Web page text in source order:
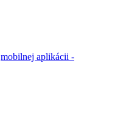
mobilnej aplikácii -